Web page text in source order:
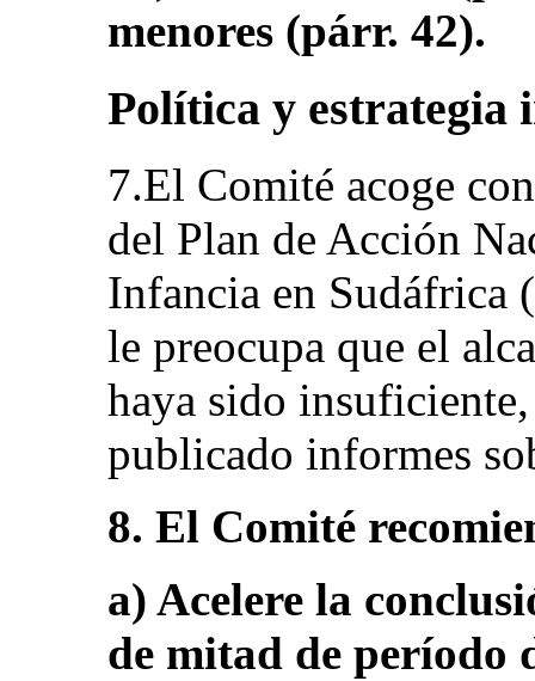
menores (párr. 42).
Política y estrategia
7.El Comité acoge
del Plan de Acción
Infancia en Sudáfrica
le preocupa que el
haya sido
publicado informes
8. El Comité
a) Acelere la
de mitad de período